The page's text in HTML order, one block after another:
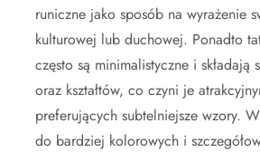
runiczne jako sposób na wyrażenie
kulturowej lub duchowej. Ponadto
często są minimalistyczne i składają
oraz kształtów, co czyni je
preferujących subtelniejsze wzory.
do bardziej kolorowych i